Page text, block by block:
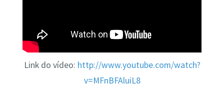
Link do vídeo: http://www.youtube.com/watch?
v=MFnBFAluiL8